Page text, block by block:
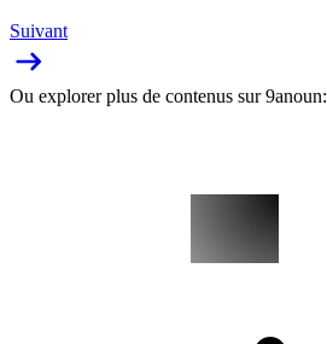
Suivant
Ou explorer plus de contenus sur 9anoun: